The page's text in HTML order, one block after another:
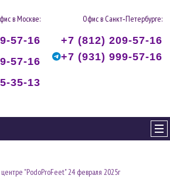
в Москве:
57-16
57-16
35-13
Офис в Санкт‑Петербурге:
+7 (812) 209-57-16
+7 (931) 999-57-16
"PodoProFeet" 24 февраля 2025г